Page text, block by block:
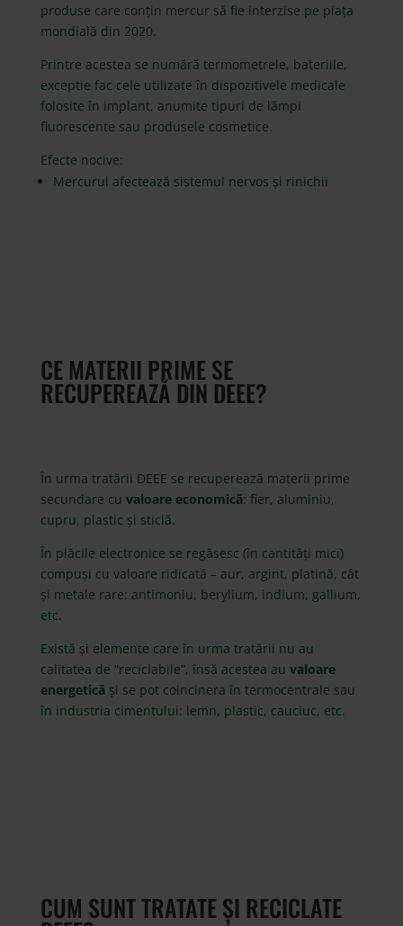
produse care conțin mercur să fie interzise pe piața
mondială din 2020.
Printre acestea se numără termometrele, bateriile,
exceptie fac cele utilizate în dispozitivele medicale
folosite în implant, anumite tipuri de lămpi
fluorescente sau produsele cosmetice.
Efecte nocive:
Mercurul afectează sistemul nervos și rinichii
CE MATERII PRIME SE
RECUPEREAZĂ DIN DEEE?
În urma tratării DEEE se recuperează materii prime
secundare cu valoare economică: fier, aluminiu,
cupru, plastic și sticlă.
În plăcile electronice se regăsesc (în cantități mici)
compuși cu valoare ridicată – aur, argint, platină, cât
și metale rare: antimoniu, berylium, indium, gallium,
etc.
Există și elemente care în urma tratării nu au
calitatea de “reciclabile”, însă acestea au valoare
energeticăși se pot coincinera în termocentrale sau
în industria cimentului: lemn, plastic, cauciuc, etc.
CUM SUNT TRATATE ȘI RECICLATE